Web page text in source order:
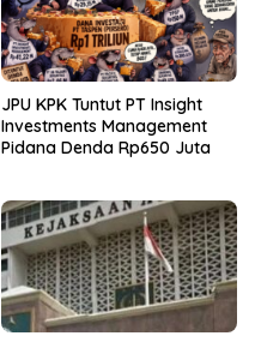
JPU KPK Tuntut PT Insight
Investments Management
Pidana Denda Rp650 Juta